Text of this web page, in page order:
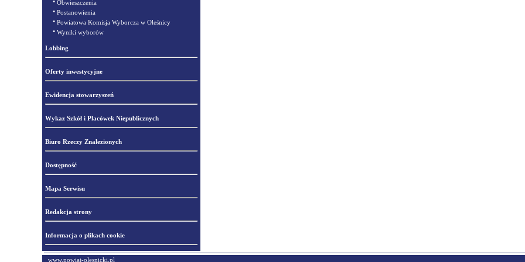
• Obwieszczenia
• Postanowienia
• Powiatowa Komisja Wyborcza w Oleśnicy
• Wyniki wyborów
Lobbing
Oferty inwestycyjne
Ewidencja stowarzyszeń
Wykaz Szkół i Placówek Niepublicznych
Biuro Rzeczy Znalezionych
Dostępność
Mapa Serwisu
Redakcja strony
Informacja o plikach cookie
www.powiat-olesnicki.pl